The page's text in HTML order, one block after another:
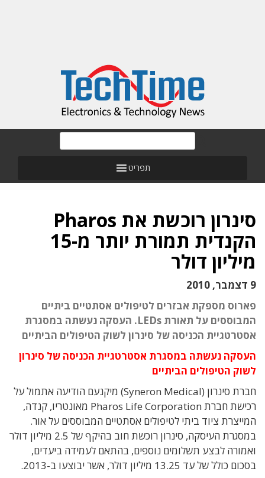
תפריט
סינרון רוכשת את Pharos
הקנדית תמורת יותר מ-15
מיליון דולר
9 דצמבר, 2010
פארוס מספקת אבזרים לטיפולים אסתטיים ביתיים
המבוססים על תאורת LEDs. העסקה נעשתה במסגרת
אסטרטגיית הכניסה של סינרון לשוק הטיפולים הביתיים
העסקה נעשתה במסגרת אסטרטגיית הכניסה של סינרון
לשוק הטיפולים הביתיים
חברת סינרון (Syneron Medical) מיקנעם הודיעה אתמול על
רכישת חברת Pharos Life Corporation מאונטריו, קנדה,
המייצרת ציוד ביתי לטיפולים אסתטיים המבוססים על אור.
במסגרת העיסקה, סינרון רוכשת חוב בהיקף של 2.5 מיליון דולר
ואמורה לבצע תשלומים נוספים, בהתאם לעמידה ביעדים,
בסכום כולל של עד 13.25 מיליון דולר, אשר יבוצעו ב-2013.